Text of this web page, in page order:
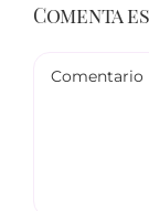
Comenta